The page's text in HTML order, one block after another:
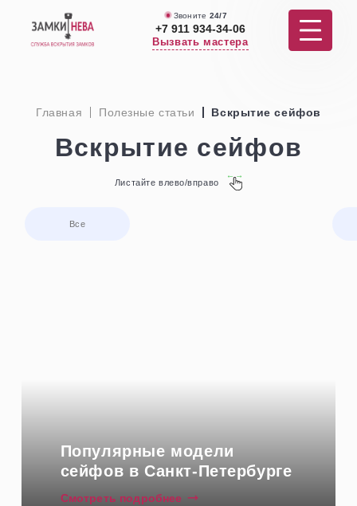
Звоните 24/7
+7 911 934-34-06
Вызвать мастера
Вскрытие
Услуги по дверям
Ремонт
Главная Полезные статьи Вскрытие сейфов
Вскрытие сейфов
Листайте влево/вправо
Все
Популярные модели
сейфов в Санкт-Петербурге
Смотреть подробнее